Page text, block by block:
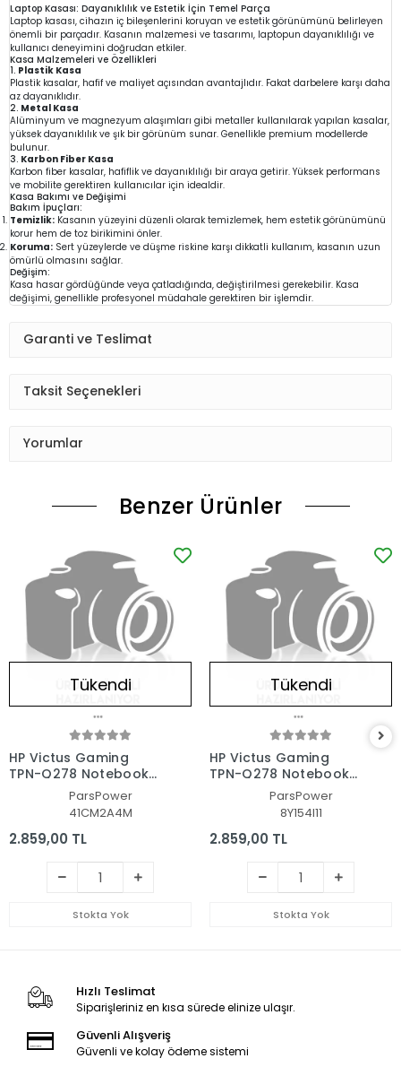
Laptop Kasası: Dayanıklılık ve Estetik İçin Temel Parça
Laptop kasası, cihazın iç bileşenlerini koruyan ve estetik görünümünü belirleyen
önemli bir parçadır. Kasanın malzemesi ve tasarımı, laptopun dayanıklılığı ve
kullanıcı deneyimini doğrudan etkiler.
Kasa Malzemeleri ve Özellikleri
1. Plastik Kasa
Plastik kasalar, hafif ve maliyet açısından avantajlıdır. Fakat darbelere karşı daha
az dayanıklıdır.
2. Metal Kasa
Alüminyum ve magnezyum alaşımları gibi metaller kullanılarak yapılan kasalar,
yüksek dayanıklılık ve şık bir görünüm sunar. Genellikle premium modellerde
bulunur.
3. Karbon Fiber Kasa
Karbon fiber kasalar, hafiflik ve dayanıklılığı bir araya getirir. Yüksek performans
ve mobilite gerektiren kullanıcılar için idealdir.
Kasa Bakımı ve Değişimi
Bakım İpuçları:
Temizlik: Kasanın yüzeyini düzenli olarak temizlemek, hem estetik görünümünü
korur hem de toz birikimini önler.
Koruma: Sert yüzeylerde ve düşme riskine karşı dikkatli kullanım, kasanın uzun
ömürlü olmasını sağlar.
Değişim:
Kasa hasar gördüğünde veya çatladığında, değiştirilmesi gerekebilir. Kasa
değişimi, genellikle profesyonel müdahale gerektiren bir işlemdir.
Garanti ve Teslimat
Taksit Seçenekleri
Yorumlar
Benzer Ürünler
Tükendi
HP Victus Gaming
TPN-Q278 Notebook
Laptop Alt Kasa
ParsPower
41CM2A4M
2.859,00 TL
Stokta Yok
Tükendi
HP Victus Gaming
TPN-Q278 Notebook
Laptop Alt Kasa
ParsPower
8Y154I11
2.859,00 TL
Stokta Yok
Hızlı Teslimat
Siparişleriniz en kısa sürede elinize ulaşır.
Güvenli Alışveriş
Güvenli ve kolay ödeme sistemi